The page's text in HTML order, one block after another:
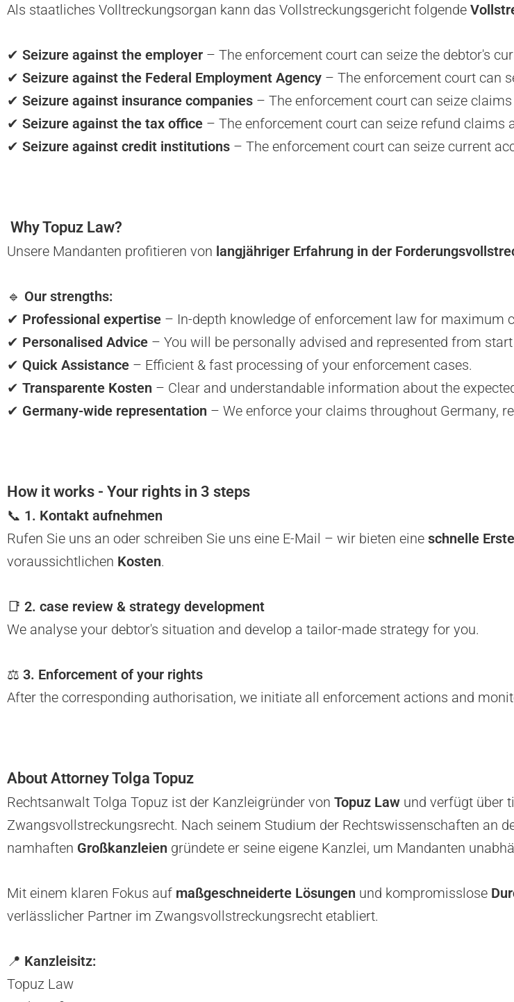
Als staatliches Volltreckungsorgan kann das Vollstreckungsgericht folgende
✔ Seizure against the employer – The enforcement court can seize the debtor's
✔ Seizure against the Federal Employment Agency – The enforcement court can
✔ Seizure against insurance companies – The enforcement court can seize
✔ Seizure against the tax office – The enforcement court can seize refund claims
✔ Seizure against credit institutions – The enforcement court can seize current
Why Topuz Law?
Unsere Mandanten profitieren von langjähriger Erfahrung in der
🔹 Our strengths:
✔ Professional expertise – In-depth knowledge of enforcement law for maximum
✔ Personalised Advice – You will be personally advised and represented from
✔ Quick Assistance – Efficient & fast processing of your enforcement cases.
✔ Transparente Kosten – Clear and understandable information about the
✔ Germany-wide representation – We enforce your claims throughout Germany,
How it works - Your rights in 3 steps
📞 1. Kontakt aufnehmen
Rufen Sie uns an oder schreiben Sie uns eine E-Mail – wir bieten eine schnelle
voraussichtlichen Kosten.
📑 2. case review & strategy development
We analyse your debtor's situation and develop a tailor-made strategy for you.
⚖ 3. Enforcement of your rights
After the corresponding authorisation, we initiate all enforcement actions and
About Attorney Tolga Topuz
Rechtsanwalt Tolga Topuz ist der Kanzleigründer von Topuz Law und verfügt über
Zwangsvollstreckungsrecht. Nach seinem Studium der Rechtswissenschaften an
namhaften Großkanzleien gründete er seine eigene Kanzlei, um Mandanten
Mit einem klaren Fokus auf maßgeschneiderte Lösungen und kompromisslose
verlässlicher Partner im Zwangsvollstreckungsrecht etabliert.
📍 Kanzleisitz:
Topuz Law